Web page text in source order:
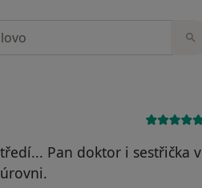
Pan doktor i sestřička v